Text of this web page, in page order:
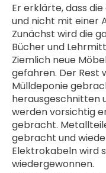
Er erklärte, dass
und nicht mit einer
Zunächst wird die
Bücher und
Ziemlich neue
gefahren. Der
Mülldeponie
herausgeschnitten
werden vorsichtig
gebracht.
gebracht und
Elektrokabeln wird
wiedergewonnen.